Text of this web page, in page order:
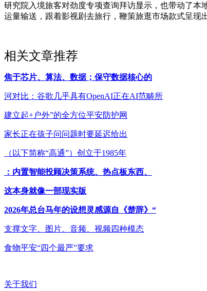
研究院入境旅客对劲度专项查询拜访显示，也带动了
运量输送，跟着影视剧去旅行，鞭策旅逛市场款式呈现
相关文章推荐
焦于芯片、算法、数据；保守数据核心的
河对比：谷歌几乎具有OpenAI正在AI范畴所
建立起+户外”的全方位平安防护网
家长正在孩子问问题时要延迟给出
（以下简称“高通”）创立于1985年
：内置智能投顾决策系统、热点板东西、
这本身就像一部现实版
2026年总台马年的设想灵感源自《楚辞》“
支撑文字、图片、音频、视频四种模态
食物平安“四个最严”要求
关于我们